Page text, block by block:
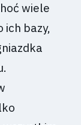
wiele
ich bazy,